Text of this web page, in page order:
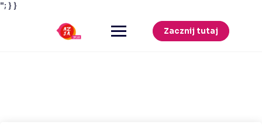
"; } }
Zacznij tutaj